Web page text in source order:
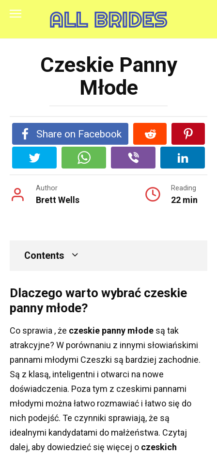
Czeskie Panny
Młode
Share on Facebook
Author
Brett Wells
Reading
22 min
Contents
Dlaczego warto wybrać czeskie
panny młode?
Co sprawia , że ​​czeskie panny młode są tak
atrakcyjne? W porównaniu z innymi słowiańskimi
pannami młodymi Czeszki są bardziej zachodnie.
Są z klasą, inteligentni i otwarci na nowe
doświadczenia. Poza tym z czeskimi pannami
młodymi można łatwo rozmawiać i łatwo się do
nich podejść. Te czynniki sprawiają, że są
idealnymi kandydatami do małżeństwa. Czytaj
dalej, aby dowiedzieć się więcej o czeskich